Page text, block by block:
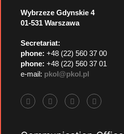
Wybrzeze Gdynskie 4
01-531 Warszawa
Secretariat:
phone: +48 (22) 560 37 00
phone: +48 (22) 560 37 01
e-mail: pkol@pkol.pl